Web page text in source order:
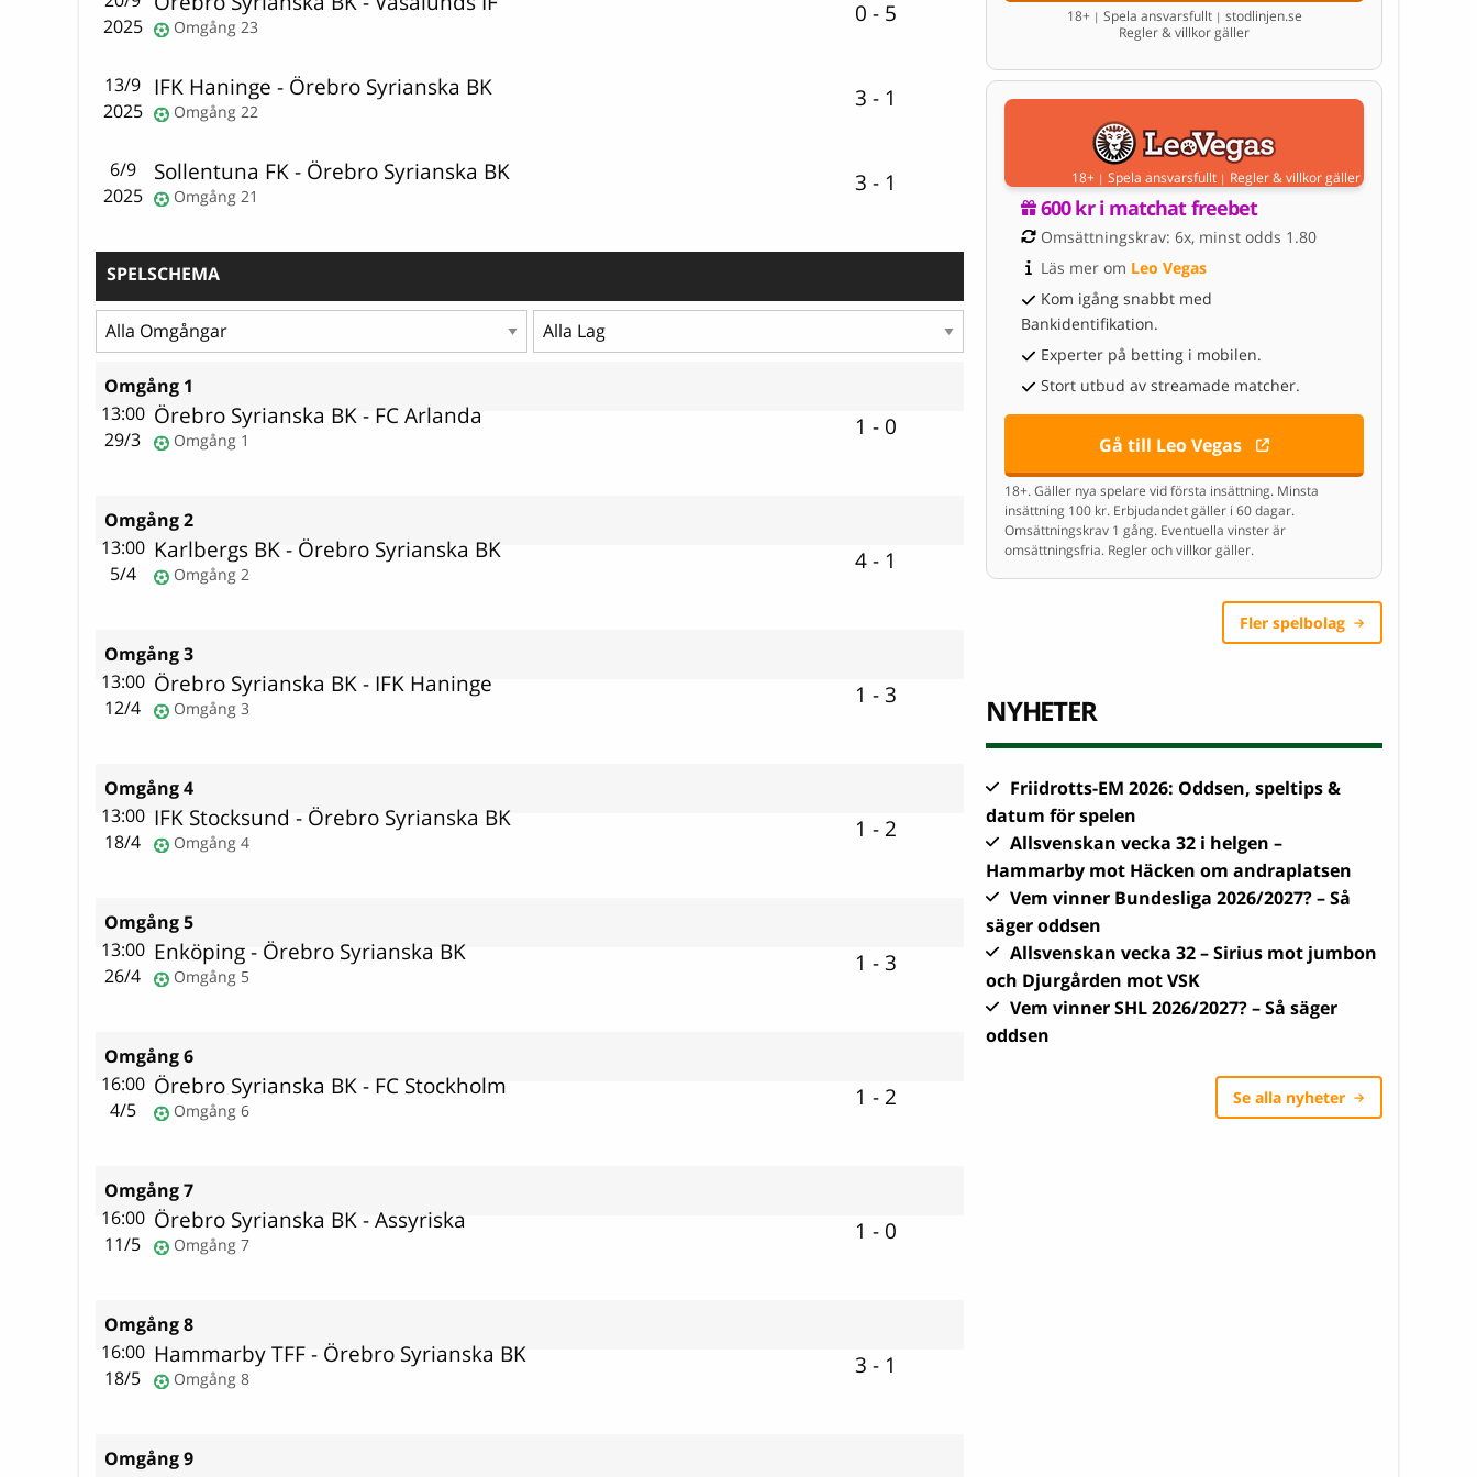
2025
Omgång 23 0 - 5
13/9
2025
IFK Haninge - Örebro Syrianska BK
Omgång 22 3 - 1
6/9
2025
Sollentuna FK- Örebro Syrianska BK
Omgång 21 3 - 1
SPELSCHEMA
Omgång 1
13:00
29/3
Örebro Syrianska BK- FC Arlanda
Omgång 1 1 - 0
Omgång 2
13:00
5/4
Karlbergs BK- Örebro Syrianska BK
Omgång 2 4 - 1
Omgång 3
13:00
12/4
Örebro Syrianska BK- IFK Haninge
Omgång 3 1 - 3
Omgång 4
13:00
18/4
IFK Stocksund - Örebro Syrianska BK
Omgång 4 1 - 2
Omgång 5
13:00
26/4
Enköping- Örebro Syrianska BK
Omgång 5 1 - 3
Omgång 6
16:00
4/5
Örebro Syrianska BK- FC Stockholm
Omgång 6 1 - 2
Omgång 7
16:00
11/5
Örebro Syrianska BK-Assyriska
Omgång 7 1 - 0
Omgång 8
16:00
18/5
Hammarby TFF- Örebro Syrianska BK
Omgång 8 3 - 1
Omgång 9
18+ | Spela ansvarsfullt | stodlinjen.se
Regler & villkor gäller
18+ | Spela ansvarsfullt | Regler & villkor gäller
600 kr i matchat freebet
Omsättningskrav: 6x, minst odds 1.80
Läs mer om Leo Vegas
Kom igång snabbt med
Bankidentifikation.
Experter på betting i mobilen.
Stort utbud av streamade matcher.
Gå till Leo Vegas
18+. Gäller nya spelare vid första insättning. Minsta
insättning 100 kr. Erbjudandet gäller i 60 dagar.
Omsättningskrav 1 gång. Eventuella vinster är
omsättningsfria. Regler och villkor gäller.
Fler spelbolag
NYHETER
Friidrotts-EM 2026: Oddsen, speltips &
datum för spelen
Allsvenskan vecka 32 i helgen –
Hammarby mot Häcken om andraplatsen
Vem vinner Bundesliga 2026/2027? – Så
säger oddsen
Allsvenskan vecka 32 – Sirius mot jumbon
och Djurgården mot VSK
Vem vinner SHL 2026/2027? – Så säger
oddsen
Se alla nyheter